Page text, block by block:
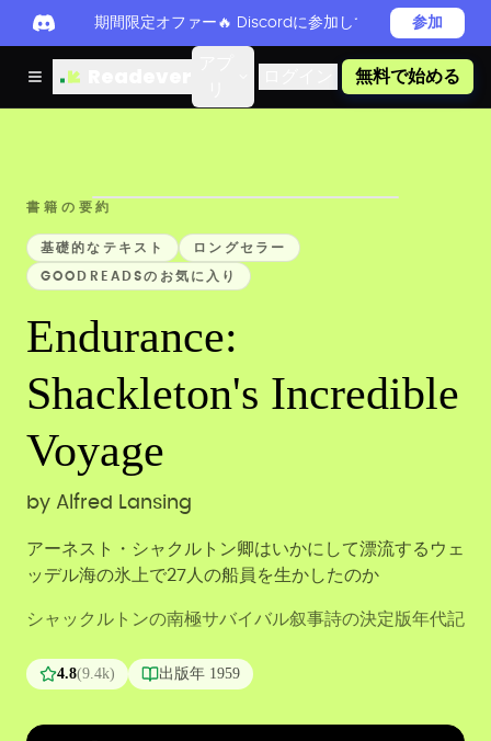
期間限定オファー🔥 Discordに参加してReadever PRO
参加
無料で始める
書籍の要約
基礎的なテキスト ロングセラー
GOODREADSのお気に入り
Endurance:
Shackleton's Incredible
Voyage
by Alfred Lansing
アーネスト・シャクルトン卿はいかにして漂流するウェ
ッデル海の氷上で27人の船員を生かしたのか
シャックルトンの南極サバイバル叙事詩の決定版年代記
4.8(9.4k) 出版年 1959